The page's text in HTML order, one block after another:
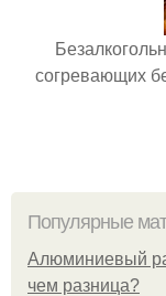
согревающих
Популярные
Алюминиевый
чем разница?